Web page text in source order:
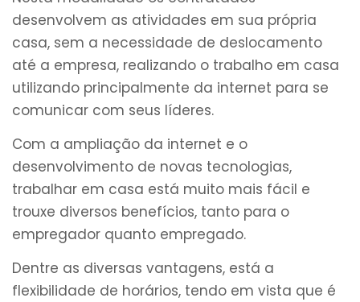
desenvolvem as atividades em sua própria
casa, sem a necessidade de deslocamento
até a empresa, realizando o trabalho em casa
utilizando principalmente da internet para se
comunicar com seus líderes.
Com a ampliação da internet e o
desenvolvimento de novas tecnologias,
trabalhar em casa está muito mais fácil e
trouxe diversos benefícios, tanto para o
empregador quanto empregado.
Dentre as diversas vantagens, está a
flexibilidade de horários, tendo em vista que é